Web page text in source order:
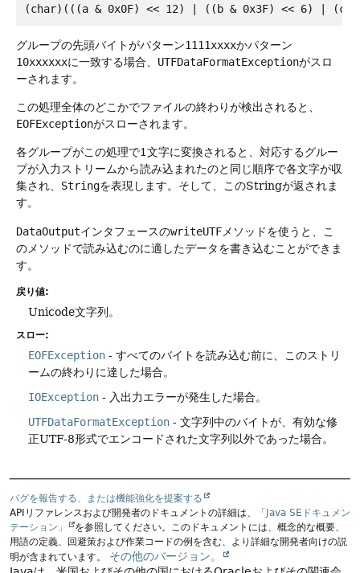
グループの先頭バイトがパターン1111xxxxかパターン
10xxxxxxに一致する場合、 UTFDataFormatExceptionがスロ
ーされます。
この処理全体のどこかでファイルの終わりが検出されると、
EOFExceptionがスローされます。
各グループがこの処理で1文字に変換されると、対応するグルー
プが入力ストリームから読み込まれたのと同じ順序で各文字が収
集され、 Stringを表現します。そして、このStringが返されま
す。
DataOutputインタフェースのwriteUTF メソッドを使うと、こ
のメソッドで読み込むのに適したデータを書き込むことができま
す。
戻り値:
Unicode文字列。
スロー:
EOFException - すべてのバイトを読み込む前に、このストリ
ームの終わりに達した場合。
IOException - 入出力エラーが発生した場合。
UTFDataFormatException - 文字列中のバイトが、有効な修
正UTF-8形式でエンコードされた文字列以外であった場合。
バグを報告する、または機能強化を提案する
APIリファレンスおよび開発者のドキュメントの詳細は、
「Java SEドキュメン
テーション」
を参照してください。このドキュメントには、概念的な概要、
用語の定義、回避策および作業コードの例を含む、より詳細な開発者向けの説
明が含まれています。
その他のバージョン。